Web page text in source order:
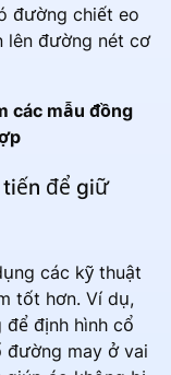
đường chiết eo
lên đường nét cơ
các mẫu đồng
để giữ
các kỹ thuật
tốt hơn. Ví dụ,
định hình cổ
đường may ở vai